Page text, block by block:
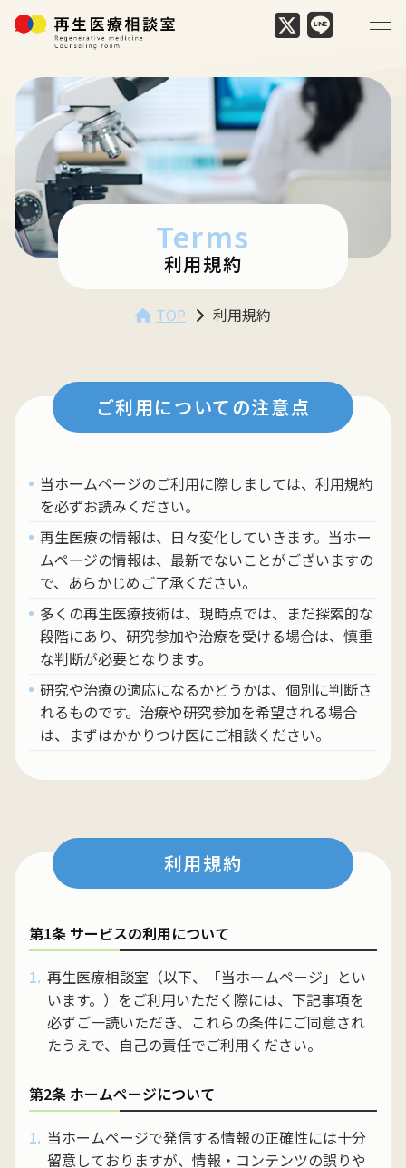
Terms
利用規約
TOP 利用規約
ご利用についての注意点
当ホームページのご利用に際しましては、利用規約
を必ずお読みください。
再生医療の情報は、日々変化していきます。当ホー
ムページの情報は、最新でないことがございますの
で、あらかじめご了承ください。
多くの再生医療技術は、現時点では、まだ探索的な
段階にあり、研究参加や治療を受ける場合は、慎重
な判断が必要となります。
研究や治療の適応になるかどうかは、個別に判断さ
れるものです。治療や研究参加を希望される場合
は、まずはかかりつけ医にご相談ください。
利用規約
第1条 サービスの利用について
再生医療相談室（以下、「当ホームページ」とい
います。）をご利用いただく際には、下記事項を
必ずご一読いただき、これらの条件にご同意され
たうえで、自己の責任でご利用ください。
第2条 ホームページについて
当ホームページで発信する情報の正確性には十分
留意しておりますが、情報・コンテンツの誤りや